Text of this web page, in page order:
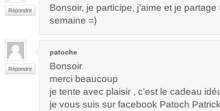
Répondre
Bonsoir, je participe, j’aime et je
semaine =)
Répondre
patoche
Bonsoir
merci beaucoup
je tente avec plaisir , c’est le cadeau
je vous suis sur facebook Patoch